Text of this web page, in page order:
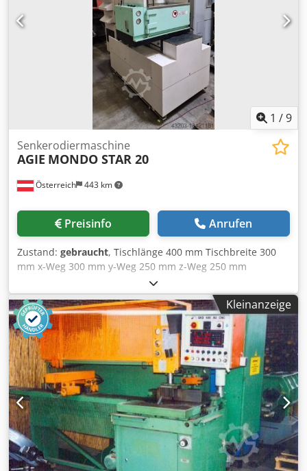
Tischlänge:
950 mm, GF CUT30P - 2010. Sichtbar in
unserem Lager in Semsales (Schweiz). Besichtigung nach
Terminvereinbarung. Weitere Informationen auf Anfrage.
Dkedpfxjyazkcs Abker
1 /9
Österreich 443 km
Senkerodiermaschine
AGIE MONDO STAR 20
Preisinfo Anrufen
Zustand: gebraucht, Tischlänge 400 mm Tischbreite 300
mm x-Weg 300 mm y-Weg 250 mm z-Weg 250 mm
Dsdpfevwgq Sex Abkjkr Maschinengewicht ca. 1,2 t
Raumbedarf ca. 2000 x 1200 x 2500 mm Maschine wird mit
sehr umfangreichem Zubehör abgegeben
Kleinanzeige